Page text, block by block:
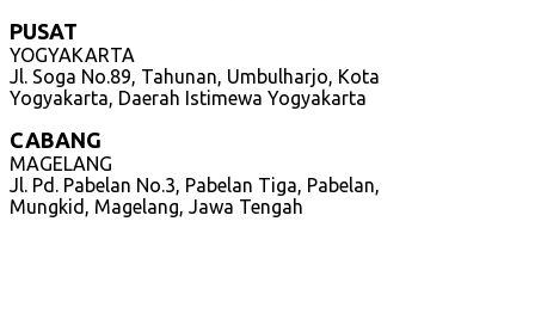
PUSAT
YOGYAKARTA
Jl. Soga No.89, Tahunan, Umbulharjo, Kota
Yogyakarta, Daerah Istimewa Yogyakarta
CABANG
MAGELANG
Jl. Pd. Pabelan No.3, Pabelan Tiga, Pabelan,
Mungkid, Magelang, Jawa Tengah